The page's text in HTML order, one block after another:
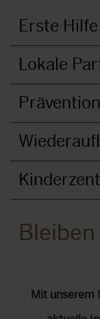
Erste Hilfe
Lokale
Mit unserem